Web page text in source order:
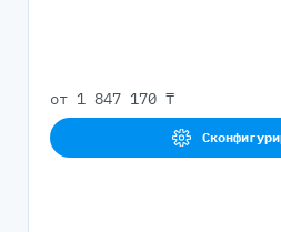
от 1 847 170 ₸